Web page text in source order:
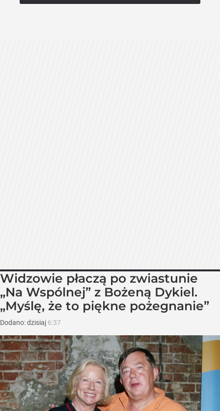
Widzowie płaczą po zwiastunie
„Na Wspólnej” z Bożeną Dykiel.
„Myślę, że to piękne pożegnanie”
Dodano:dzisiaj 6:37